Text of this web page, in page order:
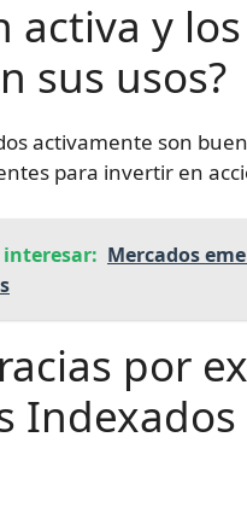
activa y
sus usos?
activamente son
para invertir en
interesar: Mercados
por